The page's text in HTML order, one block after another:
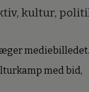
kultur,
mediebilledet.
med bid,